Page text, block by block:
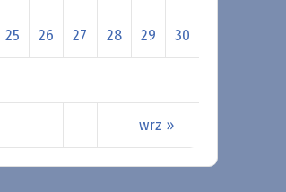
wrz »
25 26 27 28 29 30